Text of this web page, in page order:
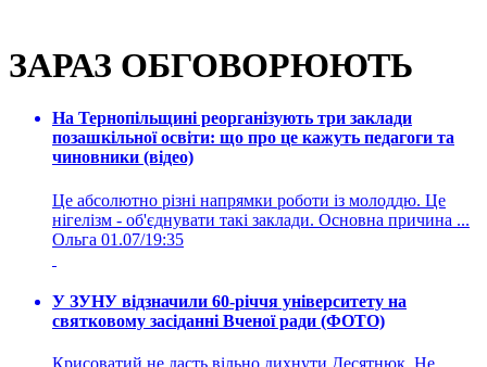
ЗАРАЗ ОБГОВОРЮЮТЬ
На Тернопільщині реорганізують три заклади
позашкільної освіти: що про це кажуть педагоги та
чиновники (відео)
Це абсолютно різні напрямки роботи із молоддю. Це
нігелізм - об'єднувати такі заклади. Основна причина ...
Ольга 01.07/19:35
У ЗУНУ відзначили 60-річчя університету на
святковому засіданні Вченої ради (ФОТО)
Крисоватий не дасть вільно дихнути Десятнюк. Не